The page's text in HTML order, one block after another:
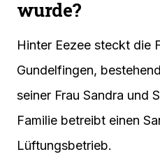
wurde?
Hinter Eezee steckt die
Gundelfingen,
seiner Frau Sandra und
Familie betreibt einen
Lüftungsbetrieb.